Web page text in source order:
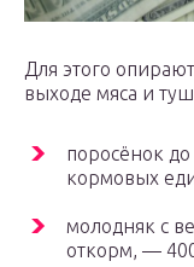
Для этого
выходе мяса и
поросёнок
кормовых
молодняк с
откорм, —